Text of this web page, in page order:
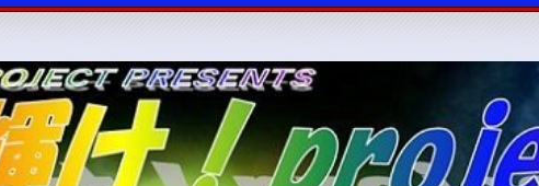
コ
ン
ツ
キ
ッ
プ
Skip
POSTS-
2
Skip
COMMENTS-
2
Skip
2
Skip
2
Skip
2
Skip
2
Skip
2
Skip
2
Skip
3
Skip
2
Skip
2
Skip
3
Skip
3